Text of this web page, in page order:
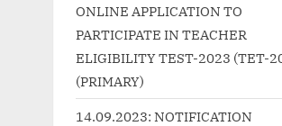
ONLINE APPLICATION TO
PARTICIPATE IN TEACHER
ELIGIBILITY TEST-2023 (TET-
(PRIMARY)
14.09.2023: NOTIFICATION